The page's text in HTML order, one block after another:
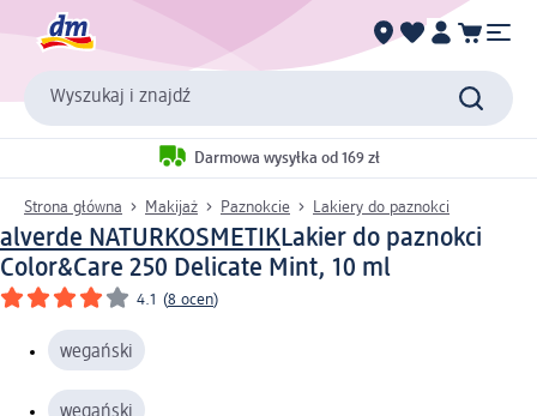
Wyszukaj i znajdź
Darmowa wysyłka od 169 zł
Strona główna Makijaż Paznokcie Lakiery do paznokci
alverde NATURKOSMETIKLakier do paznokci
Color&Care 250 Delicate Mint, 10 ml
4.1 (8 ocen)
wegański
wegański